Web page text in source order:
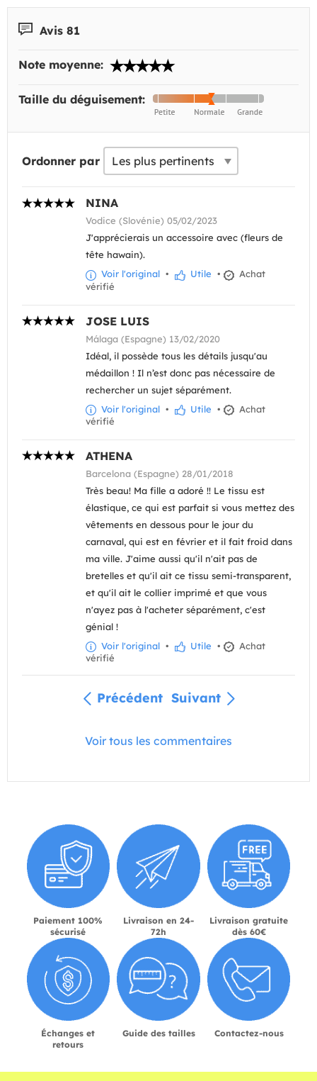
Avis 81
Note moyenne:
Taille du déguisement:
Ordonner par
NINA
Vodice (Slovénie) 05/02/2023
J'apprécierais un accessoire avec (fleurs de
tête hawain).
Voir l'original • Utile •
Achat
vérifié
JOSE LUIS
Málaga (Espagne) 13/02/2020
Idéal, il possède tous les détails jusqu'au
médaillon ! Il n’est donc pas nécessaire de
rechercher un sujet séparément.
Voir l'original • Utile •
Achat
vérifié
ATHENA
Barcelona (Espagne) 28/01/2018
Très beau! Ma fille a adoré !! Le tissu est
élastique, ce qui est parfait si vous mettez des
vêtements en dessous pour le jour du
carnaval, qui est en février et il fait froid dans
ma ville. J'aime aussi qu'il n'ait pas de
bretelles et qu'il ait ce tissu semi-transparent,
et qu'il ait le collier imprimé et que vous
n'ayez pas à l'acheter séparément, c'est
génial !
Voir l'original • Utile •
Achat
vérifié
Précédent Suivant
Voir tous les commentaires
Paiement 100%
sécurisé
Livraison en 24-
72h
Livraison gratuite
dès 60€
Échanges et
retours
Guide des tailles Contactez-nous